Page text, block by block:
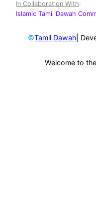
In Collaboration With:
Islamic Tamil Dawah
©Tamil Dawah |
Welcome to